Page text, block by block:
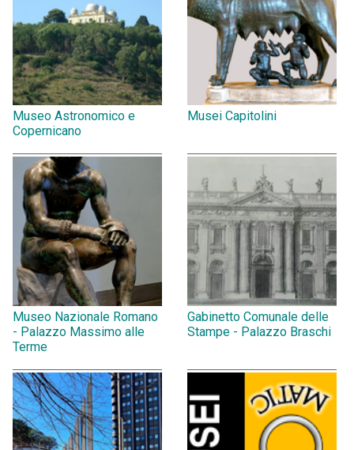
Museo Astronomico e
Copernicano
Musei Capitolini
Museo Nazionale Romano
- Palazzo Massimo alle
Terme
Gabinetto Comunale delle
Stampe - Palazzo Braschi